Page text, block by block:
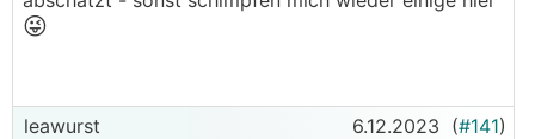
etwas verschreckend, aber in der Realität sind
das wohl die Top 1%, die sich überhaupt mit der
Hochglanz-Werte.
😜
leawurst 6.12.2023 (#141)